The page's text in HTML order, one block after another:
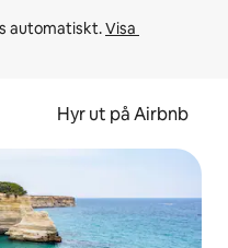
automatiskt. Visa
Hyr ut på Airbnb